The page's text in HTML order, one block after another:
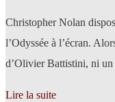
Christopher Nolan
l’Odyssée à l’écran.
d’Olivier Battistini, ni un
Lire la suite